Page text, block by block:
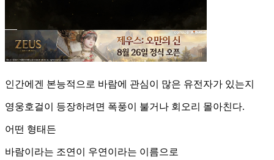
인간에겐 본능적으로 바람에 관심이 많은 유전자가 있는지
영웅호걸이 등장하려면 폭풍이 불거나 회오리 몰아친다.
어떤 형태든
바람이라는 조연이 우연이라는 이름으로